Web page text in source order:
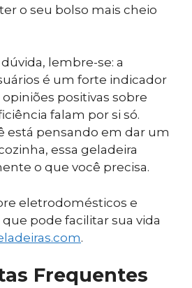
o seu bolso mais cheio
lembre-se: a
é um forte indicador
positivas sobre
falam por si só.
está pensando em dar um
essa geladeira
o que você precisa.
eletrodomésticos e
pode facilitar sua vida
.
Frequentes